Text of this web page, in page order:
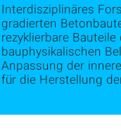
Interdisziplinäres
gradierten
rezyklierbare
bauphysikalischen
Anpassung der
für die Herstellung